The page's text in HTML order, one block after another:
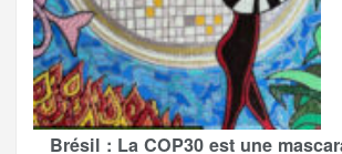
Brésil : La COP30 est une